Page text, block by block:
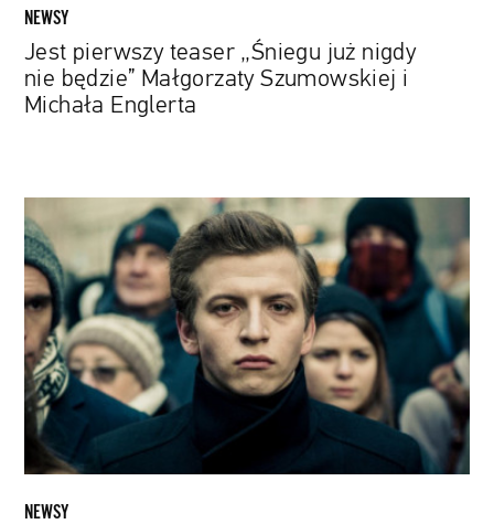
Michała
NEWSY
Jest pierwszy teaser „Śniegu już nigdy
nie będzie” Małgorzaty Szumowskiej i
Michała Englerta
sukces
Jana
Komasy.
HBO
wyprodukuje
serial
oparty
filmie
„Sala
samobójców.
NEWSY